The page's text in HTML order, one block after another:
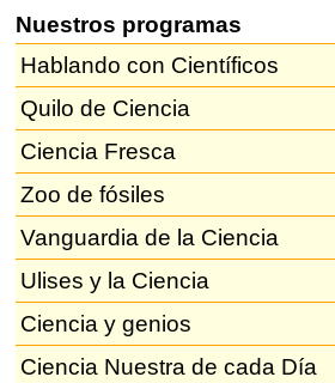
Nuestros programas
Hablando con Científicos
Quilo de Ciencia
Ciencia Fresca
Zoo de fósiles
Vanguardia de la Ciencia
Ulises y la Ciencia
Ciencia y genios
Ciencia Nuestra de cada Día